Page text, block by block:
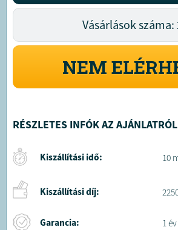
Vásárlások száma:
NEM
RÉSZLETES INFÓK AZ
Kiszállítási idő: 10
Kiszállítási díj:
Garancia: 1 év